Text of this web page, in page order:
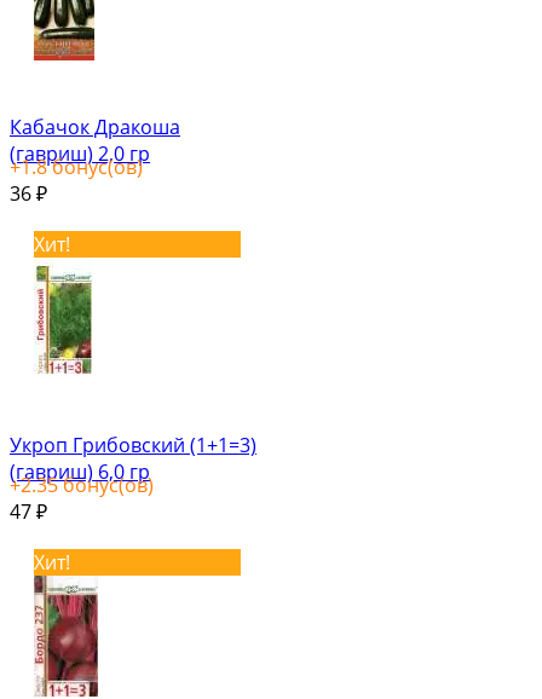
Кабачок Дракоша
(гавриш) 2,0 гр
+1.8бонус(ов)
36 ₽
Хит!
Укроп Грибовский (1+1=3)
(гавриш) 6,0 гр
+2.35бонус(ов)
47 ₽
Хит!